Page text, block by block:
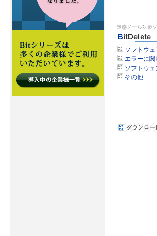
迷惑メール対策
ソフトウ
エラーに関
ソフトウ
その他